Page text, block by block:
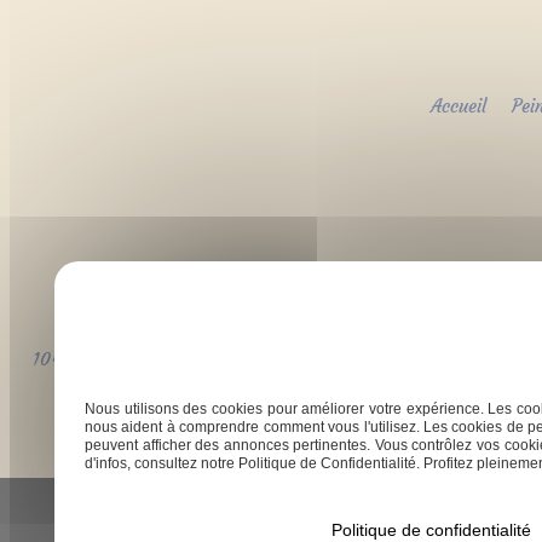
Accueil
1043 route de bragot, 31470 Fonsorbes
Nous utilisons des cookies pour améliorer votre expérience. Les
nous aident à comprendre comment vous l'utilisez. Les cookies de
peuvent afficher des annonces pertinentes. Vous contrôlez vos
d'infos, consultez notre Politique de Confidentialité. Profitez
Politique de confidentialité